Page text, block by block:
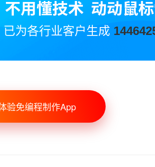
已为各行业客户生成
验免编程制作App